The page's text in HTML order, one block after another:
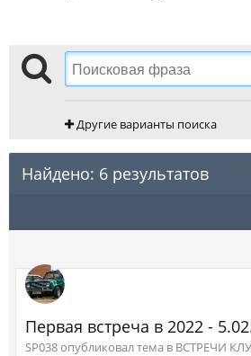
Другие варианты поиска
Найдено: 6 результатов
Первая встреча в 2022 -
SP038 опубликовал тема в ВСТРЕЧИ